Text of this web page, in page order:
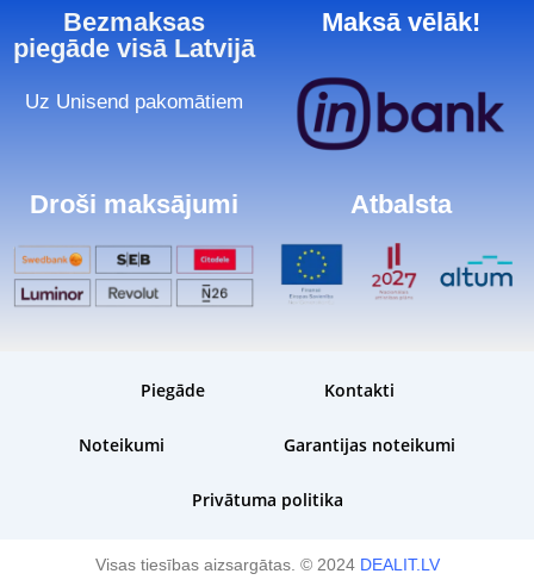
Bezmaksas
piegāde visā Latvijā
Uz Unisend pakomātiem
Maksā vēlāk!
Droši maksājumi Atbalsta
Piegāde Kontakti
Noteikumi Garantijas noteikumi
Privātuma politika
Visas tiesības aizsargātas. © 2024 DEALIT.LV